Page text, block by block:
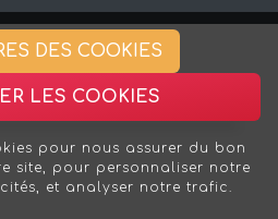
DES COOKIES
LES COOKIES
pour nous assurer du bon
site, pour personnaliser notre
et analyser notre trafic.